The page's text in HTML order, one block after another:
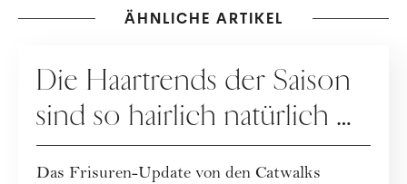
ÄHNLICHE ARTIKEL
Die Haartrends der Saison
sind so hairlich natürlich …
Das Frisuren-Update von den Catwalks